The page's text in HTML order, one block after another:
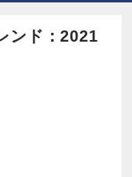
ンド：2021